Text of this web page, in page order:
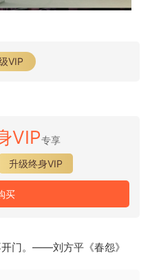
VIP
VIP专享
升级终身VIP
买
门。——刘方平《春怨》